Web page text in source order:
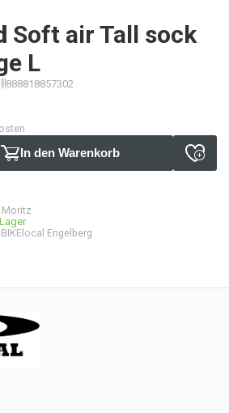
Soft air Tall sock
L
888818857302
In den Warenkorb
Moritz
Engelberg